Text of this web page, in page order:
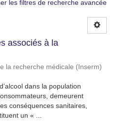
les filtres de recherche avancée
associés à la
la recherche médicale (Inserm)
dans la population
demeurent
conséquences sanitaires,
un « ...